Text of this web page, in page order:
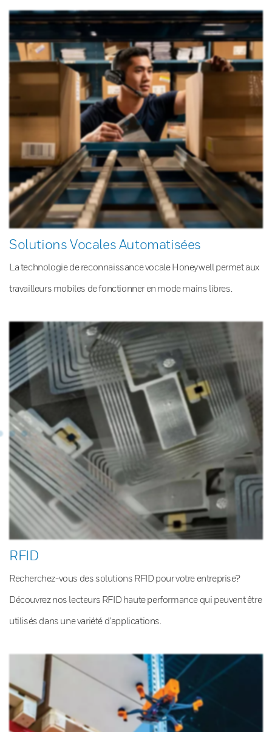
Solutions Vocales Automatisées
La technologie de reconnaissance vocale Honeywell permet aux
travailleurs mobiles de fonctionner en mode mains libres.
RFID
Recherchez-vous des solutions RFID pour votre entreprise?
Découvrez nos lecteurs RFID haute performance qui peuvent être
utilisés dans une variété d’applications.